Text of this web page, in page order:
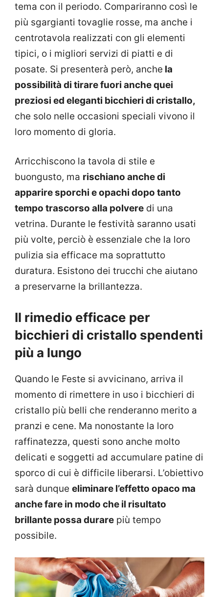
tema con il periodo. Compariranno così le
più sgargianti tovaglie rosse, ma anche i
centrotavola realizzati con gli elementi
tipici, o i migliori servizi di piatti e di
posate. Si presenterà però, anche la
possibilità di tirare fuori anche quei
preziosi ed eleganti bicchieri di cristallo,
che solo nelle occasioni speciali vivono il
loro momento di gloria.
Arricchiscono la tavola di stile e
buongusto, ma rischiano anche di
apparire sporchi e opachi dopo tanto
tempo trascorso alla polvere di una
vetrina. Durante le festività saranno usati
più volte, perciò è essenziale che la loro
pulizia sia efficace ma soprattutto
duratura. Esistono dei trucchi che aiutano
a preservarne la brillantezza.
Il rimedio efficace per
bicchieri di cristallo spendenti
più a lungo
Quando le Feste si avvicinano, arriva il
momento di rimettere in uso i bicchieri di
cristallo più belli che renderanno merito a
pranzi e cene. Ma nonostante la loro
raffinatezza, questi sono anche molto
delicati e soggetti ad accumulare patine di
sporco di cui è difficile liberarsi. L’obiettivo
sarà dunque eliminare l’effetto opaco ma
anche fare in modo che il risultato
brillante possa durare più tempo
possibile.